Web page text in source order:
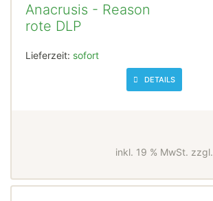
Anacrusis - Reason
rote DLP
Lieferzeit: sofort
DETAILS
inkl. 19 % MwSt. zzgl.